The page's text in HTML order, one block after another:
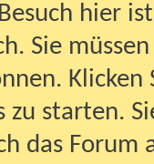
hier
Sie
zu starten.
das